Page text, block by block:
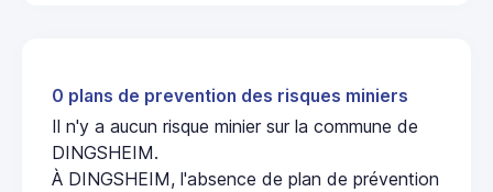
0 plans de prevention des risques miniers
Il n'y a aucun risque minier sur la commune de
DINGSHEIM.
À DINGSHEIM, l'absence de plan de prévention